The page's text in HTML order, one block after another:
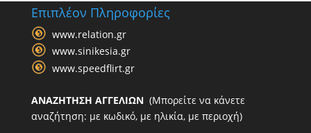
Επιπλέον Πληροφορίες
www.relation.gr
www.sinikesia.gr
www.speedflirt.gr
ΑΝΑΖΗΤΗΣΗ ΑΓΓΕΛΙΩΝ(Μπορείτε να κάνετε
αναζήτηση: με κωδικό, με ηλικία, με περιοχή)